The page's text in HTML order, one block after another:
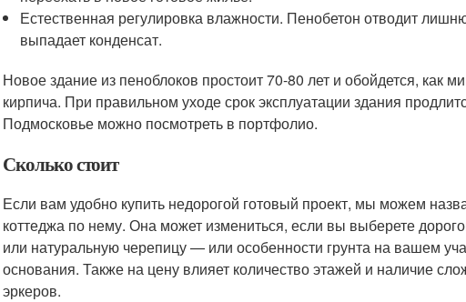
Естественная регулировка влажности. Пенобетон отводит
выпадает конденсат.
Новое здание из пеноблоков простоит 70-80 лет и обойдется, как
кирпича. При правильном уходе срок эксплуатации здания
Подмосковье можно посмотреть в портфолио.
Сколько стоит
Если вам удобно купить недорогой готовый проект, мы можем
коттеджа по нему. Она может измениться, если вы выберете
или натуральную черепицу — или особенности грунта на вашем
основания. Также на цену влияет количество этажей и наличие
эркеров.